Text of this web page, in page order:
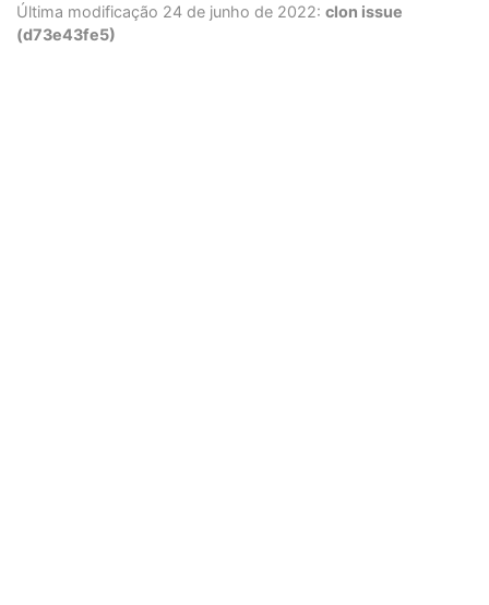
"accountId": 515058,
"callbackUrl"
Última modificação 24 de junho de 2022: clon issue
(d73e43fe5)